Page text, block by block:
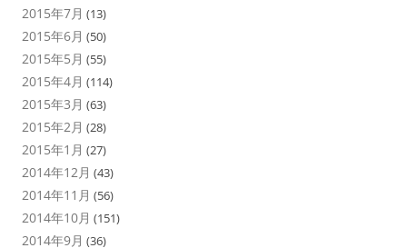
2015年7月 (13)
2015年6月 (50)
2015年5月 (55)
2015年4月 (114)
2015年3月 (63)
2015年2月 (28)
2015年1月 (27)
2014年12月 (43)
2014年11月 (56)
2014年10月 (151)
2014年9月 (36)